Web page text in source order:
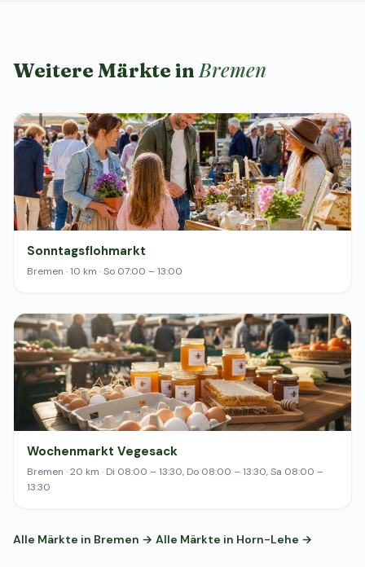
Weitere Märkte inBremen
Sonntagsflohmarkt
Bremen · 10 km · So 07:00 – 13:00
Wochenmarkt Vegesack
Bremen · 20 km · Di 08:00 – 13:30, Do 08:00 – 13:30, Sa 08:00 –
13:30
Alle Märkte in Bremen → Alle Märkte in Horn-Lehe →